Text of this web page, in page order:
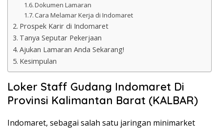
Dokumen Lamaran
Cara Melamar Kerja di Indomaret
Prospek Karir di Indomaret
Tanya Seputar Pekerjaan
Ajukan Lamaran Anda Sekarang!
Kesimpulan
Loker Staff Gudang Indomaret Di
Provinsi Kalimantan Barat (KALBAR)
Indomaret, sebagai salah satu jaringan minimarket